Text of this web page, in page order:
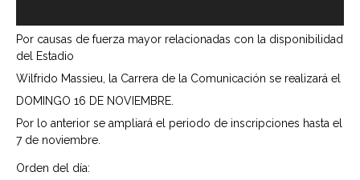
Por causas de fuerza mayor relacionadas con la disponibilidad
del Estadio
Wilfrido Massieu, la Carrera de la Comunicación se realizará el
DOMINGO 16 DE NOVIEMBRE.
Por lo anterior se ampliará el periodo de inscripciones hasta el
7 de noviembre.
Orden del día: